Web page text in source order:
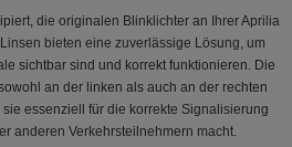
die originalen Blinklichter an Ihrer Aprilia
bieten eine zuverlässige Lösung, um
sichtbar sind und korrekt funktionieren. Die
an der linken als auch an der rechten
essenziell für die korrekte Signalisierung
anderen Verkehrsteilnehmern macht.